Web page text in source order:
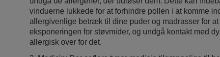
vinduerne lukkede for at forhindre pollen i at komme
allergivenlige betræk til dine puder og madrasser for
eksponeringen for støvmider, og undgå kontakt med
allergisk over for det.